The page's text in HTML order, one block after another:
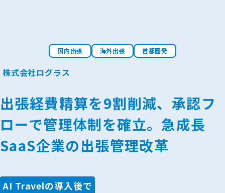
株式会社ログラス
出張経費精算を9割削減、承認フ
ローで管理体制を確立。急成長
SaaS企業の出張管理改革
AI Travelの導入後で
国内出張 海外出張 首都圏発